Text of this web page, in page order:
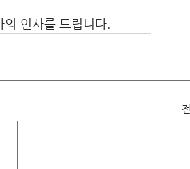
인사를 드립니다.